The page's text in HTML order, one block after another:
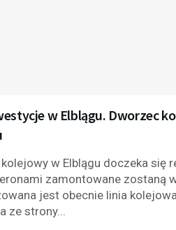
w Elblągu. Dworzec
w Elblągu doczeka się
zamontowane zostaną
jest obecnie linia
ze strony...